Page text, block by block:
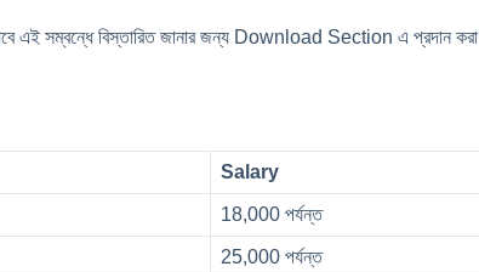
এই সম্বন্ধে বিস্তারিত জানার জন্য Download Section এ প্রদান করা
Salary
18,000 পর্যন্ত
25,000 পর্যন্ত